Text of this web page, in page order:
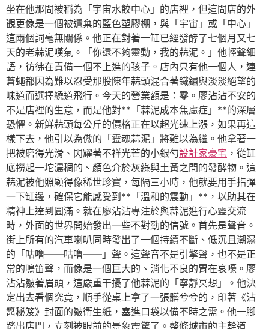
坐在他那間被稱為「宇宙水餃中心」的店裡，但這間店的外
觀更像是一個被遺棄的藍色塑膠棚，與「宇宙」或「中心」
這兩個詞毫無關係。他正在對著一缸已經發酵了七個月又七
天的老蒜泥嘆氣。「你還不夠靈動，我的蒜泥。」他輕聲細
語，彷彿在責備一個不上進的孩子。店內只有他一個人，連
蒼蠅都因為難以忍受那股陳年蒜頭混合著鐵鏽與淡淡絕望的
味道而選擇繞道飛行。今天的營業額是：零。廖沾沾不安的
不是店裡的生意，而是他對**「蒜泥成本焦慮症」**的深層
恐懼。新鮮蒜頭每公斤的價格正在以超光速上漲，如果再這
樣下去，他引以為傲的「靈魂蒜泥」將難以為繼。他拿著一
把被磨得光滑、閃耀著不祥光芒的小銀勺設計家豪宅 ，從缸
底撈起一坨濃稠的、顏色介於灰綠與土黃之間的發酵物。這
蒜泥被他照顧得像稀世珍寶，每隔三小時，他就要用手指彈
一下缸邊，確保它能感受到**「溫和的震動」**，以助其在
精神上達到圓滿。就在廖沾沾專注於與蒜泥進行心靈交流
時，外面的世界開始發出一些不對勁的信號。首先是聲音。
街上所有的汽車喇叭同時發出了一個持續不斷、低沉且潮濕
的「咕嚕——咕嚕——」聲。這聲音不是引擎聲，也不是正
常的鳴笛聲，而像是一個巨大的、消化不良的胃在哀嚎。廖
沾沾皺著眉頭，這嚴重干擾了他蒜泥的「寧靜冥想」。他決
定出去看個究竟，順手從桌上拿了一張髒兮兮的，印著《沾
醬秘笈》封面的皺衛生紙，塞進口袋以備不時之需。他一腳
踏出店門，立刻被眼前的景象震驚了。整條城市的主幹道